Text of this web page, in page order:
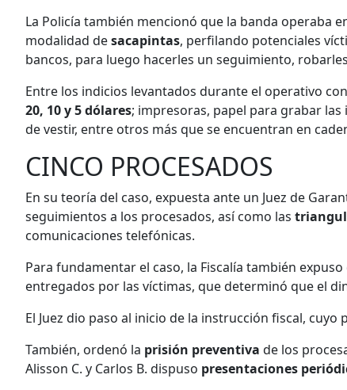
La Policía también mencionó que la banda operaba
modalidad desacapintas, perfilando potenciales
bancos, para luego hacerles un seguimiento,
Entre los indicios levantados durante el operativo
20, 10 y 5 dólares; impresoras, papel para grabar
de vestir, entre otros más que se encuentran en
CINCO PROCESADOS
En su teoría del caso, expuesta ante un Juez de
seguimientos a los procesados, así como las
comunicaciones telefónicas.
Para fundamentar el caso, la Fiscalía también
entregados por las víctimas, que determinó que el
El Juez dio paso al inicio de la instrucción fiscal, cuyo
También, ordenó la prisión preventiva de los
Alisson C. y Carlos B. dispuso presentaciones